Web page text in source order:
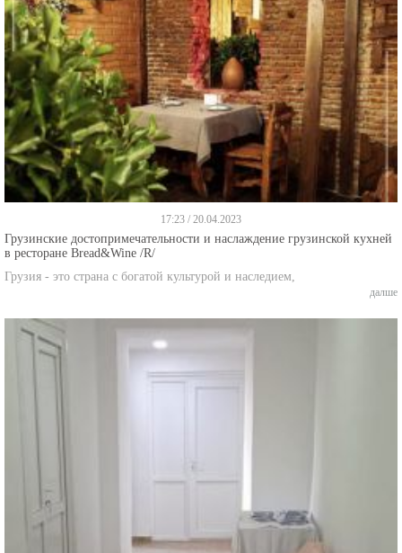
17:23 / 20.04.2023
Грузинские достопримечательности и наслаждение грузинской кухней
в ресторане Bread&Wine /R/
Грузия - это страна с богатой культурой и наследием,
далше